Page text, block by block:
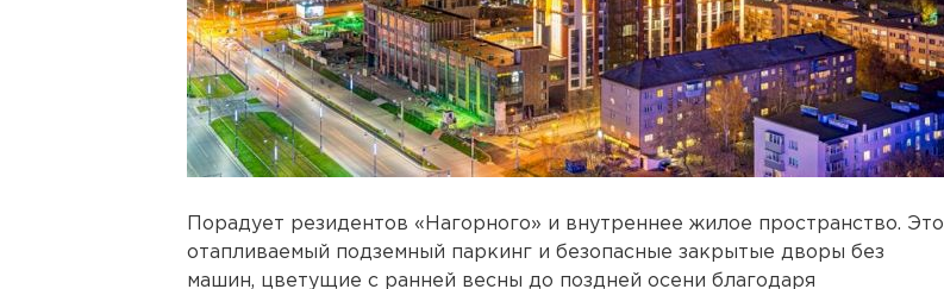
Порадует резидентов «Нагорного» и внутреннее жилое пространство. Это
отапливаемый подземный паркинг и безопасные закрытые дворы без
машин, цветущие с ранней весны до поздней осени благодаря